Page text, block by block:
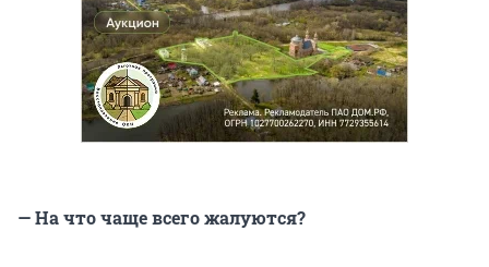
— На что чаще всего жалуются?